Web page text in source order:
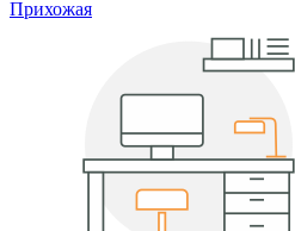
Прихожая